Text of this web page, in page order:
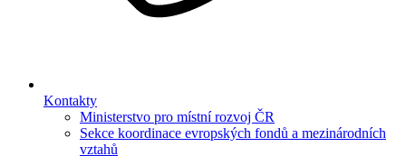
Kontakty
Ministerstvo pro místní rozvoj ČR
Sekce koordinace evropských fondů a mezinárodních
vztahů